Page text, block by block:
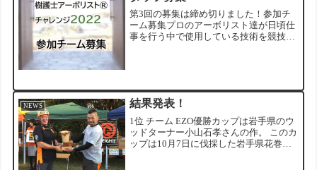
第3回の募集は締め切りました！参加チ
ーム募集プロのアーボリスト達が日頃仕
事を行う中で使用している技術を競技と
NEWS 結果発表！
1位 チーム EZO優勝カップは岩手県のウ
ッドターナー小山石孝さんの作。 このカ
ップは10月7日に伐採した岩手県花巻産